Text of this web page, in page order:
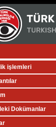
işlemleri
Dokümanlar